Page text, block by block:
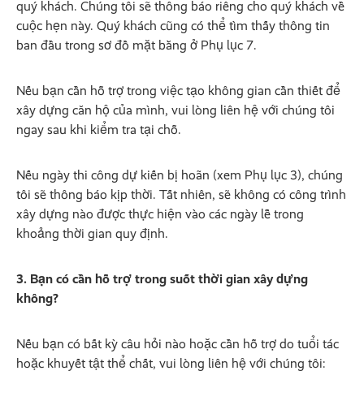
quý khách. Chúng tôi sẽ thông báo riêng cho quý khách về
cuộc hẹn này. Quý khách cũng có thể tìm thấy thông tin
ban đầu trong sơ đồ mặt bằng ở Phụ lục 7.
Nếu bạn cần hỗ trợ trong việc tạo không gian cần thiết để
xây dựng căn hộ của mình, vui lòng liên hệ với chúng tôi
ngay sau khi kiểm tra tại chỗ.
Nếu ngày thi công dự kiến bị hoãn (xem Phụ lục 3), chúng
tôi sẽ thông báo kịp thời. Tất nhiên, sẽ không có công trình
xây dựng nào được thực hiện vào các ngày lễ trong
khoảng thời gian quy định.
3. Bạn có cần hỗ trợ trong suốt thời gian xây dựng
không?
Nếu bạn có bất kỳ câu hỏi nào hoặc cần hỗ trợ do tuổi tác
hoặc khuyết tật thể chất, vui lòng liên hệ với chúng tôi: